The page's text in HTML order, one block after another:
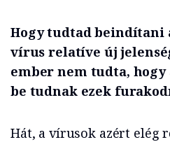
Hogy tudtad beindítani
vírus relatíve új
ember nem tudta,
be tudnak ezek
Hát, a vírusok azért elég